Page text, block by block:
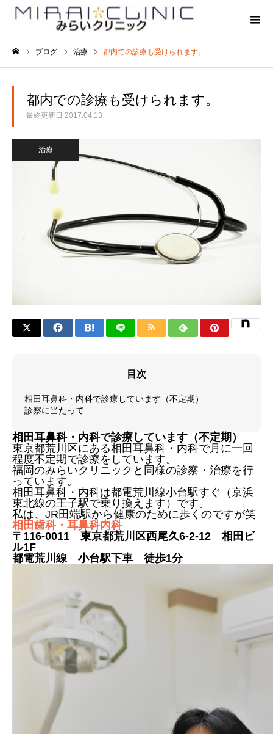
ブログ 治療 都内での診療も受けられます。
都内での診療も受けられます。
最終更新日 2017.04.13
治療
目次
相田耳鼻科・内科で診療しています（不定期）
診察に当たって
相田耳鼻科・内科で診療しています（不定期）
東京都荒川区にある相田耳鼻科・内科で月に一回
程度不定期で診療をしています。
福岡のみらいクリニックと同様の診察・治療を行
っています。
相田耳鼻科・内科は都電荒川線小台駅すぐ（京浜
東北線の王子駅で乗り換えます）です。
私は、JR田端駅から健康のために歩くのですが笑
相田歯科・耳鼻科内科
〒116-0011 東京都荒川区西尾久6-2-12 相田ビ
ル1F
都電荒川線 小台駅下車 徒歩1分